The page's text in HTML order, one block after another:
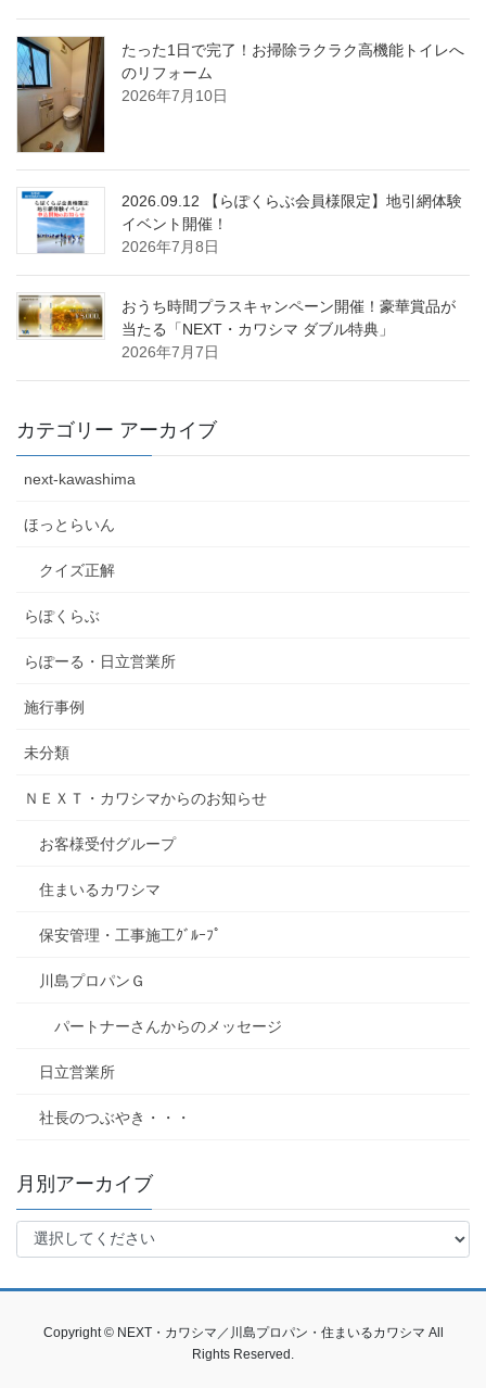
たった1日で完了！お掃除ラクラク高機能トイレへ
のリフォーム
2026年7月10日
2026.09.12 【らぽくらぶ会員様限定】地引網体験
イベント開催！
2026年7月8日
おうち時間プラスキャンペーン開催！豪華賞品が
当たる「NEXT・カワシマ ダブル特典」
2026年7月7日
カテゴリー アーカイブ
next-kawashima
ほっとらいん
クイズ正解
らぽくらぶ
らぽーる・日立営業所
施行事例
未分類
ＮＥＸＴ・カワシマからのお知らせ
お客様受付グループ
住まいるカワシマ
保安管理・工事施工ｸﾞﾙｰﾌﾟ
川島プロパンＧ
パートナーさんからのメッセージ
日立営業所
社長のつぶやき・・・
月別アーカイブ
Copyright © NEXT・カワシマ／川島プロパン・住まいるカワシマ All
Rights Reserved.